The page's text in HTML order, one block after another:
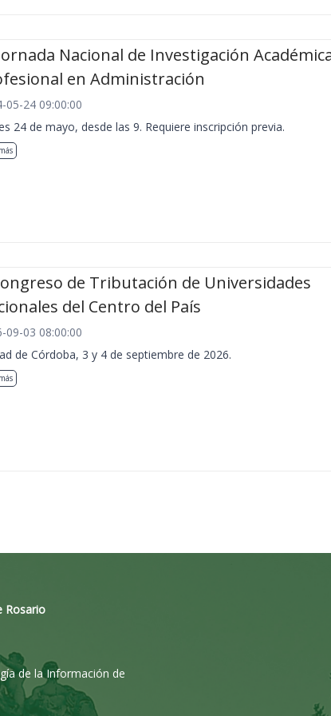
Nacional de Investigación
en Administración
05-24 09:00:00
24 de mayo, desde las 9. Requiere inscripción previa.
de Tributación de Universidades
del Centro del País
09-03 08:00:00
de Córdoba, 3 y 4 de septiembre de 2026.
Rosario
de la Información de